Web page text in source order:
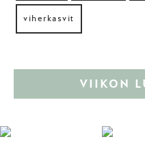
viherkasvit
VIIKON